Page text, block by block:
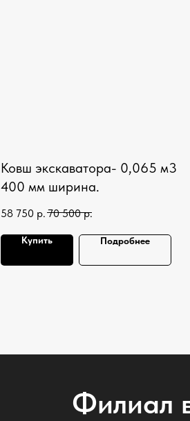
Ковш экскаватора- 0,065 м3
400 мм ширина.
58 750 р. 70 500 р.
Купить Подробнее
Филиал